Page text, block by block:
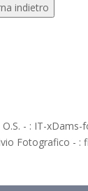
indietro
- : IT-
Fotografico - :